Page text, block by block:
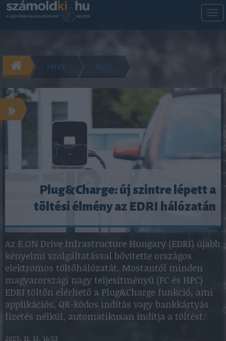
Hírek Autó
»
Plug&Charge: új szintre lépett a
töltési élmény az EDRI hálózatán
Az E.ON Drive Infrastructure Hungary (EDRI) újabb
kényelmi szolgáltatással bővítette országos
elektromos töltőhálózatát. Mostantól minden
magyarországi nagy teljesítményű (FC és HPC)
EDRI töltőn elérhető a Plug&Charge funkció, ami
applikációs, QR-kódos indítás vagy bankkártyás
fizetés nélkül, automatikusan indítja a töltést.
2025. 11. 13. 16:53